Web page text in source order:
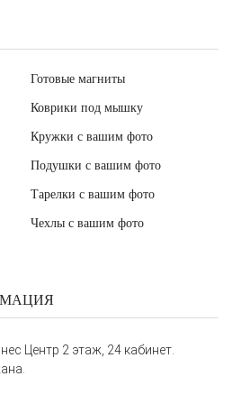
Готовые магниты
Коврики под мышку
Кружки с вашим фото
Подушки с вашим фото
Тарелки с вашим фото
Чехлы с вашим фото
Центр 2 этаж, 24 кабинет.